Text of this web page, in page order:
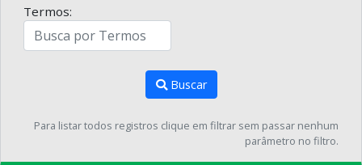
Termos:
Buscar
Para listar todos registros clique em filtrar sem passar nenhum
parâmetro no filtro.